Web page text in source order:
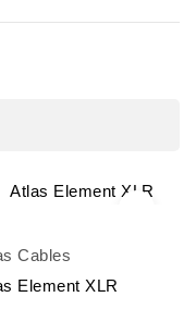
Cables
Element XLR